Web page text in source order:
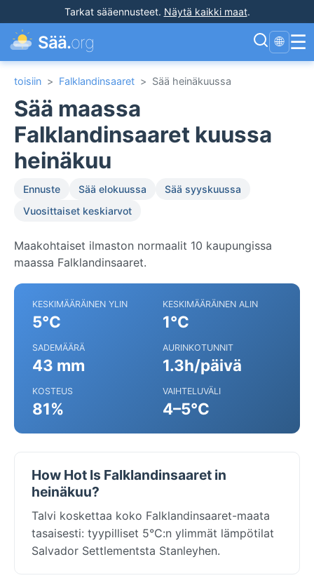
Tarkat sääennusteet. Näytä kaikki maat.
Sää.org 🌐 ☰
toisiin > Falklandinsaaret > Sää heinäkuussa
Sää maassa
Falklandinsaaret kuussa
heinäkuu
Ennuste Sää elokuussa
Sää syyskuussa
Vuosittaiset keskiarvot
Maakohtaiset ilmaston normaalit 10 kaupungissa
maassa Falklandinsaaret.
KESKIMÄÄRÄINEN YLIN
5°C
KESKIMÄÄRÄINEN ALIN
1°C
SADEMÄÄRÄ
43 mm
AURINKOTUNNIT
1.3h/päivä
KOSTEUS
81%
VAIHTELUVÄLI
4–5°C
How Hot Is Falklandinsaaret in
heinäkuu?
Talvi koskettaa koko Falklandinsaaret-maata
tasaisesti: tyypilliset 5°C:n ylimmät lämpötilat
Salvador Settlementsta Stanleyhen.